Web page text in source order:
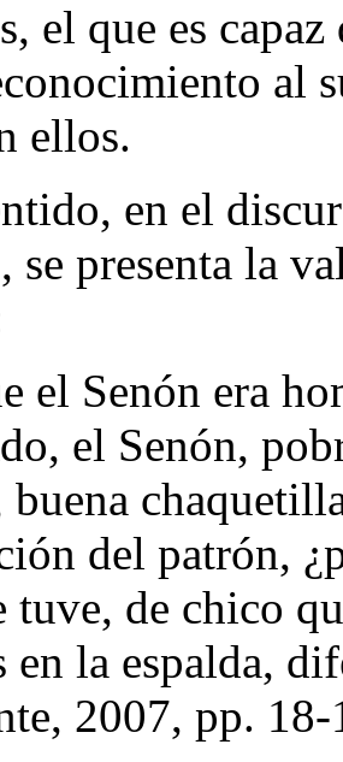
el que es
al
ellos.
en el
se presenta la
el Senón era
el Senón,
buena
del patrón,
tuve, de chico
en la espalda,
2007, pp.